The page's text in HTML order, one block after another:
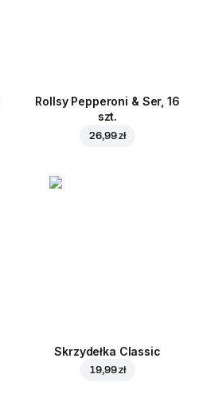
Rollsy Pepperoni & Ser, 16
szt.
26,99 zł
Skrzydełka Classic
19,99 zł